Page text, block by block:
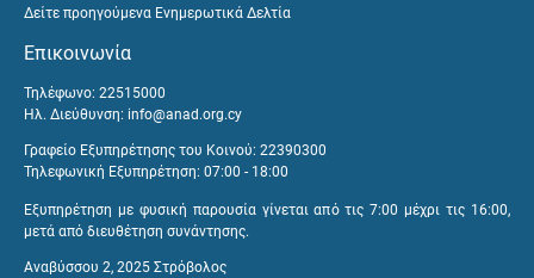
Δείτε προηγούμενα Ενημερωτικά Δελτία
Επικοινωνία
Τηλέφωνο: 22515000
Ηλ. Διεύθυνση: info@anad.org.cy
Γραφείο Εξυπηρέτησης του Κοινού: 22390300
Τηλεφωνική Εξυπηρέτηση: 07:00 - 18:00
Εξυπηρέτηση με φυσική παρουσία γίνεται από τις 7:00 μέχρι τις 16:00,
μετά από διευθέτηση συνάντησης.
Αναβύσσου 2, 2025 Στρόβολος